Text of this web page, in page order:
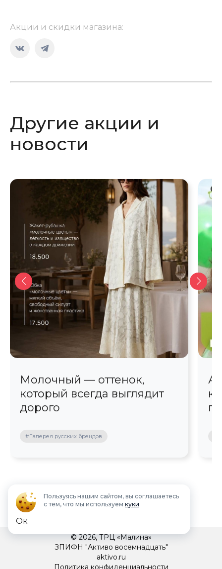
Акции и скидки магазина:
Страница
открывается
окне
Страница
открывается
окне
Другие акции и
новости
Молочный — оттенок,
который всегда выглядит
дорого
#Галерея русских брендов
© 2026, ТРЦ «Малина»
ЗПИФН "Активо восемнадцать"
aktivo.ru
Политика конфиденциальности
Пользуясь нашим сайтом, вы соглашаетесь
с тем, что мы используем куки
Ок